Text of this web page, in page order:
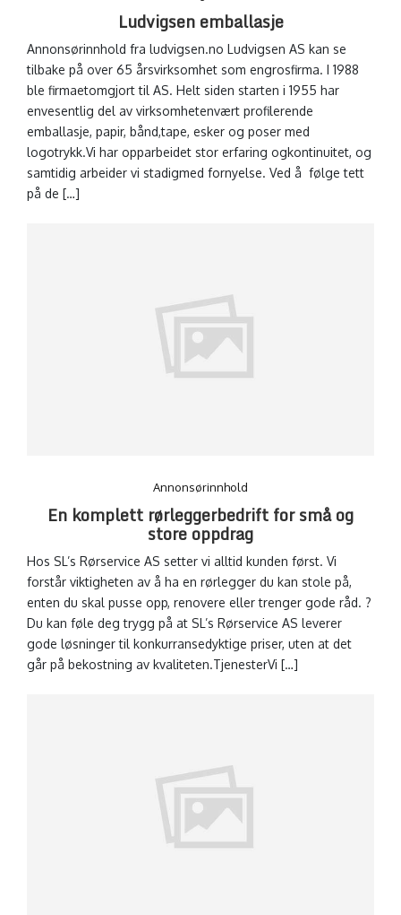
Ludvigsen emballasje
Annonsørinnhold fra ludvigsen.no Ludvigsen AS kan se
tilbake på over 65 årsvirksomhet som engrosfirma. I 1988
ble firmaetomgjort til AS. Helt siden starten i 1955 har
envesentlig del av virksomhetenvært profilerende
emballasje, papir, bånd,tape, esker og poser med
logotrykk.Vi har opparbeidet stor erfaring ogkontinuitet, og
samtidig arbeider vi stadigmed fornyelse. Ved å følge tett
på de […]
Annonsørinnhold
En komplett rørleggerbedrift for små og
store oppdrag
Hos SL’s Rørservice AS setter vi alltid kunden først. Vi
forstår viktigheten av å ha en rørlegger du kan stole på,
enten du skal pusse opp, renovere eller trenger gode råd. ?
Du kan føle deg trygg på at SL’s Rørservice AS leverer
gode løsninger til konkurransedyktige priser, uten at det
går på bekostning av kvaliteten.TjenesterVi […]